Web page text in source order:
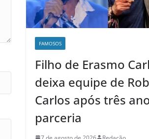
FAMOSOS
Filho de Erasmo
deixa equipe de
Carlos após três
parceria